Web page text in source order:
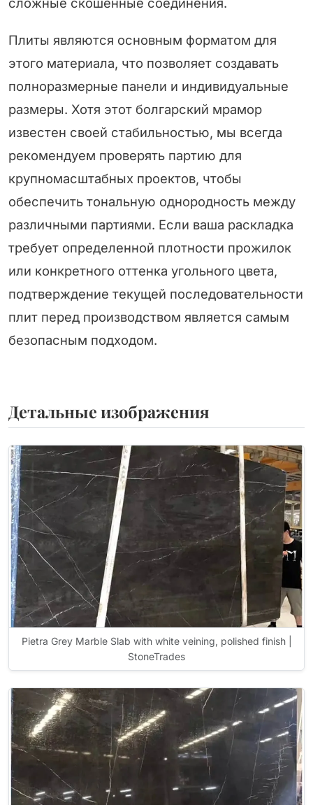
Плиты являются основным форматом для
этого материала, что позволяет создавать
полноразмерные панели и индивидуальные
размеры. Хотя этот болгарский мрамор
известен своей стабильностью, мы всегда
рекомендуем проверять партию для
крупномасштабных проектов, чтобы
обеспечить тональную однородность между
различными партиями. Если ваша раскладка
требует определенной плотности прожилок
или конкретного оттенка угольного цвета,
подтверждение текущей последовательности
плит перед производством является самым
безопасным подходом.
Детальные изображения
Pietra Grey Marble Slab with white veining, polished finish |
StoneTrades